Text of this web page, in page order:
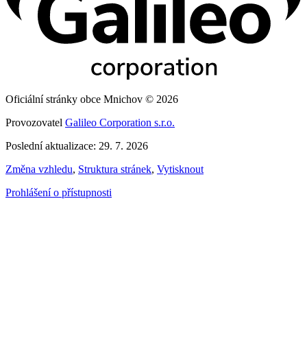
Oficiální stránky obce Mnichov © 2026
Provozovatel Galileo Corporation s.r.o.
Poslední aktualizace: 29. 7. 2026
Změna vzhledu, Struktura stránek, Vytisknout
Prohlášení o přístupnosti